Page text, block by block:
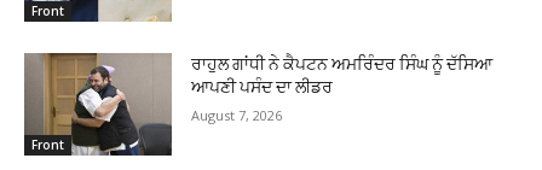
Front
Front
ਰਾਹੁਲ ਗਾਂਧੀ ਨੇ ਕੈਪਟਨ ਅਮਰਿੰਦਰ ਸਿੰਘ ਨੂੰ ਦੱਸਿਆ
ਆਪਣੀ ਪਸੰਦ ਦਾ ਲੀਡਰ
August 7, 2026